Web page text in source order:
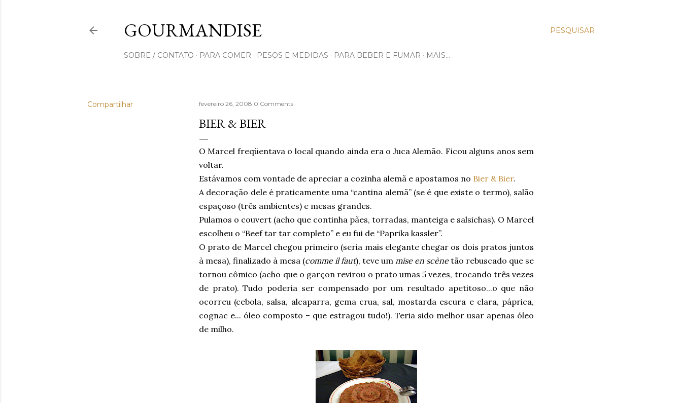
PESQUISAR
GOURMANDISE
SOBRE / CONTATO PARA COMER PESOS E MEDIDAS PARA BEBER E FUMAR MAIS…
Compartilhar fevereiro 26, 2008 0 Comments
BIER & BIER
O Marcel freqüentava o local quando ainda era o Juca Alemão. Ficou alguns anos sem
voltar.
Estávamos com vontade de apreciar a cozinha alemã e apostamos no Bier & Bier.
A decoração dele é praticamente uma “cantina alemã” (se é que existe o termo), salão
espaçoso (três ambientes) e mesas grandes.
Pulamos o couvert (acho que continha pães, torradas, manteiga e salsichas). O Marcel
escolheu o “Beef tar tar completo” e eu fui de “Paprika kassler”.
O prato de Marcel chegou primeiro (seria mais elegante chegar os dois pratos juntos
à mesa), finalizado à mesa (comme il faut), teve um mise en scènetão rebuscado que se
tornou cômico (acho que o garçon revirou o prato umas 5 vezes, trocando três vezes
de prato). Tudo poderia ser compensado por um resultado apetitoso...o que não
ocorreu (cebola, salsa, alcaparra, gema crua, sal, mostarda escura e clara, páprica,
cognac e... óleo composto – que estragou tudo!). Teria sido melhor usar apenas óleo
de milho.